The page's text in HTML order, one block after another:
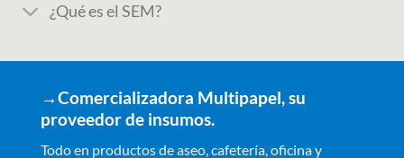
¿Qué es el SEM?
→Comercializadora Multipapel, su
proveedor de insumos.
Todo en productos de aseo, cafetería, oficina y